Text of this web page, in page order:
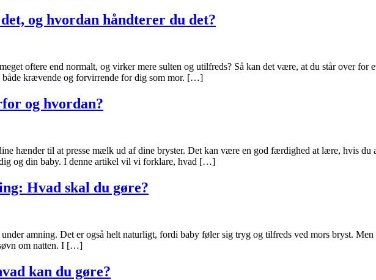
og hvordan håndterer du det?
oftere end normalt, og virker mere sulten og utilfreds? Så kan det være, at du står over for
både krævende og forvirrende for dig som mor. […]
og hvordan?
hænder til at presse mælk ud af dine bryster. Det kan være en god færdighed at lære, hvis
og din baby. I denne artikel vil vi forklare, hvad […]
Hvad skal du gøre?
amning. Det er også helt naturligt, fordi baby føler sig tryg og tilfreds ved mors bryst.
om natten. I […]
kan du gøre?